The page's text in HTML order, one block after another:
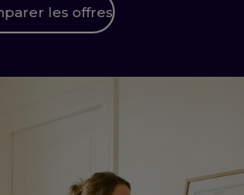
les offres